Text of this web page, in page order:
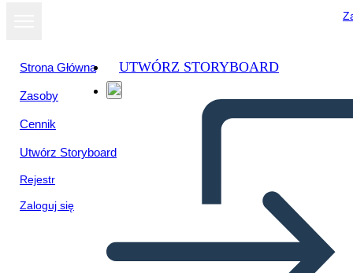
Strona Główna
Zasoby
Cennik
Utwórz Storyboard
Rejestr
Zaloguj się
UTWÓRZ STORYBOARD
Wyświetl jako
pokaz slajdów